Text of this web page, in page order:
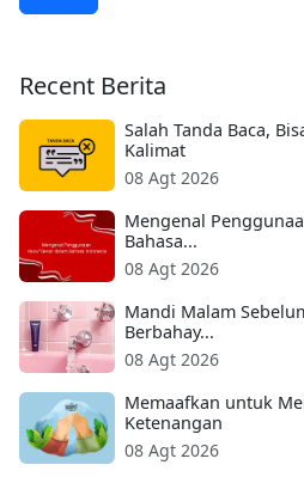
Recent Berita
Salah Tanda Baca,
Kalimat
08 Agt 2026
Mengenal
Bahasa...
08 Agt 2026
Mandi Malam
Berbahay...
08 Agt 2026
Memaafkan untuk
Ketenangan
08 Agt 2026